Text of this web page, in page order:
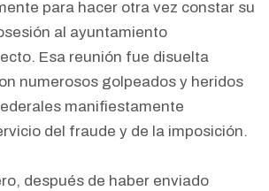
para hacer otra vez constar su
al ayuntamiento
Esa reunión fue disuelta
numerosos golpeados y heridos
manifiestamente
del fraude y de la imposición.
después de haber enviado